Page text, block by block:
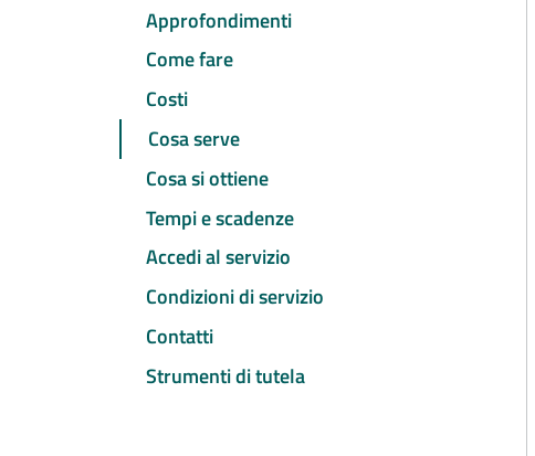
Approfondimenti
Come fare
Costi
Cosa serve
Cosa si ottiene
Tempi e scadenze
Accedi al servizio
Condizioni di servizio
Contatti
Strumenti di tutela